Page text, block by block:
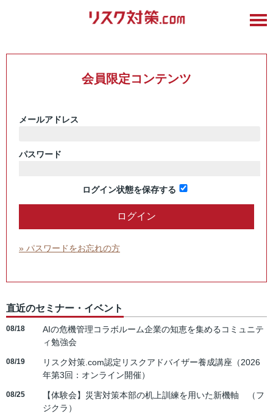
会員限定コンテンツ
メールアドレス
パスワード
ログイン状態を保存する
» パスワードをお忘れの方
直近のセミナー・イベント
08/18
AIの危機管理コラボルーム企業の知恵を集めるコミュニテ
ィ勉強会
08/19
リスク対策.com認定リスクアドバイザー養成講座（2026
年第3回：オンライン開催）
08/25
【体験会】災害対策本部の机上訓練を用いた新機軸 （フ
ジクラ）